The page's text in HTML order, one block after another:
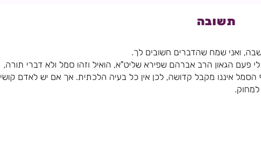
תשובה
ואני שמח שהדברים חשובים לך.
פעם הגאון הרב אברהם שפירא שליט"א, הואיל וזהו סמל ולא דברי תורה,
איננו מקבל קדושה, לכן אין כל בעיה הלכתית. אך אם יש לאדם קושי